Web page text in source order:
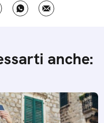
anche: